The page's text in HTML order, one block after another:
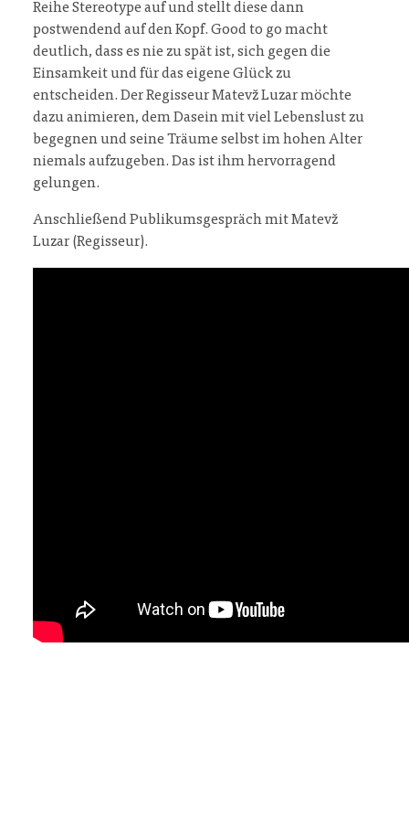
Reihe Stereotype auf und stellt diese dann
postwendend auf den Kopf. Good to go macht
deutlich, dass es nie zu spät ist, sich gegen die
Einsamkeit und für das eigene Glück zu
entscheiden. Der Regisseur Matevž Luzar möchte
dazu animieren, dem Dasein mit viel Lebenslust zu
begegnen und seine Träume selbst im hohen Alter
niemals aufzugeben. Das ist ihm hervorragend
gelungen.
Anschließend Publikumsgespräch mit Matevž
Luzar (Regisseur).